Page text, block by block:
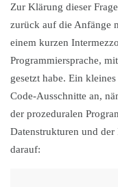
Zur Klärung dieser
zurück auf die Anfänge
einem kurzen
Programmiersprache,
gesetzt habe. Ein
Code-Ausschnitte an,
der prozeduralen
Datenstrukturen und
darauf: